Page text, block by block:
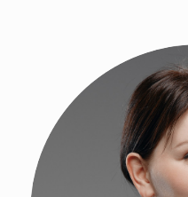
Телефон